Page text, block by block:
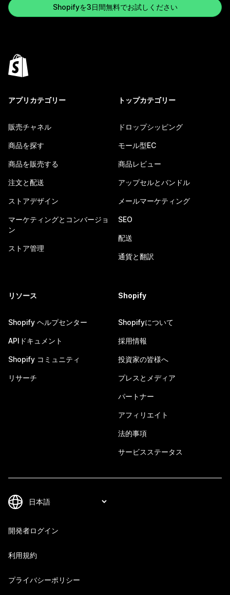
Shopifyを3日間無料でお試しください
アプリカテゴリー
販売チャネル
商品を探す
商品を販売する
注文と配送
ストアデザイン
マーケティングとコンバージョ
ン
ストア管理
トップカテゴリー
ドロップシッピング
モール型EC
商品レビュー
アップセルとバンドル
メールマーケティング
SEO
配送
通貨と翻訳
リソース
Shopify ヘルプセンター
APIドキュメント
Shopify コミュニティ
リサーチ
Shopify
Shopifyについて
採用情報
投資家の皆様へ
プレスとメディア
パートナー
アフィリエイト
法的事項
サービスステータス
開発者ログイン
利用規約
プライバシーポリシー